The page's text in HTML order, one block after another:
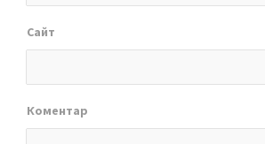
Сайт
Коментар